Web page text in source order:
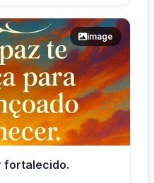
image
fortalecido.